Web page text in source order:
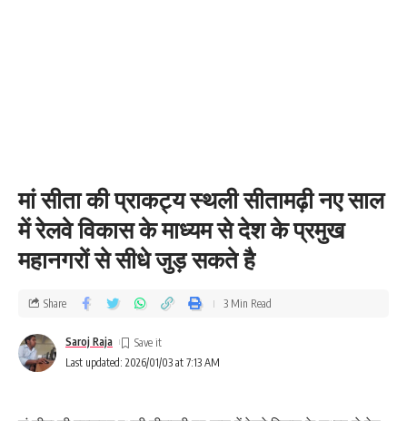
मां सीता की प्राकट्य स्थली सीतामढ़ी नए साल
में रेलवे विकास के माध्यम से देश के प्रमुख
महानगरों से सीधे जुड़ सकते है
Last updated: 2026/01/03 at 7:13 AM
Saroj Raja
Share 3 Min Read